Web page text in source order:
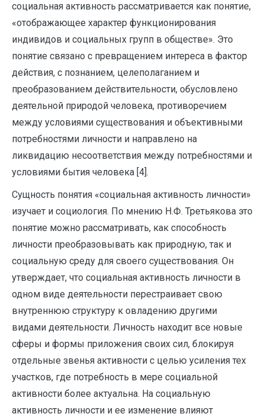
социальная активность рассматривается как понятие,
«отображающее характер функционирования
индивидов и социальных групп в обществе». Это
понятие связано с превращением интереса в фактор
действия, с познанием, целеполаганием и
преобразованием действительности, обусловлено
деятельной природой человека, противоречием
между условиями существования и объективными
потребностями личности и направлено на
ликвидацию несоответствия между потребностями и
условиями бытия человека [4].
Сущность понятия «социальная активность личности»
изучает и социология. По мнению Н.Ф. Третьякова это
понятие можно рассматривать, как способность
личности преобразовывать как природную, так и
социальную среду для своего существования. Он
утверждает, что социальная активность личности в
одном виде деятельности перестраивает свою
внутреннюю структуру к овладению другими
видами деятельности. Личность находит все новые
сферы и формы приложения своих сил, блокируя
отдельные звенья активности с целью усиления тех
участков, где потребность в мере социальной
активности более актуальна. На социальную
активность личности и ее изменение влияют